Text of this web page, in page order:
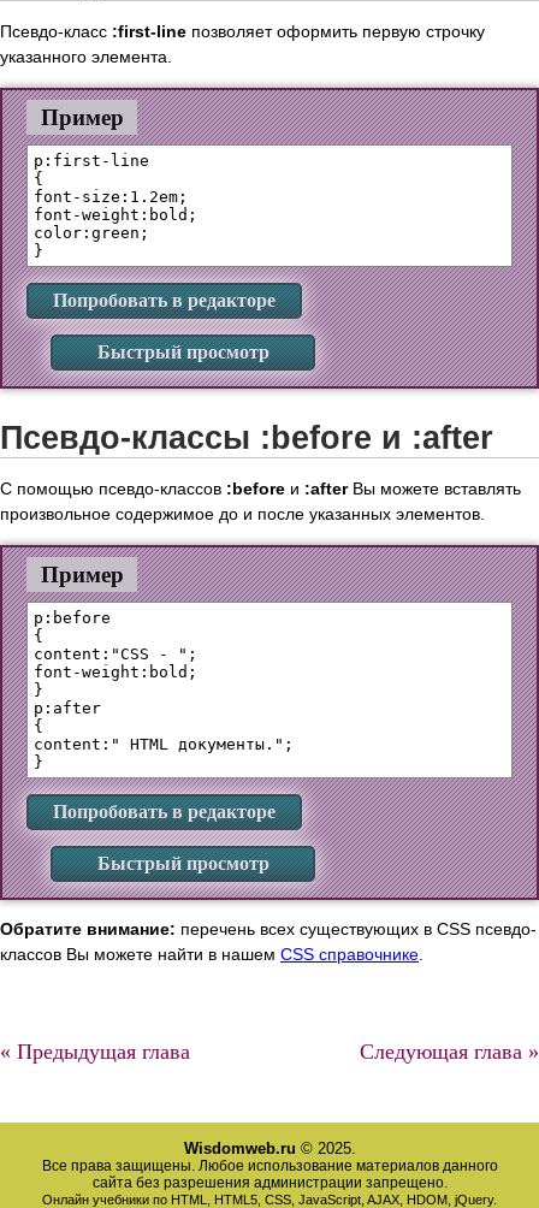
Псевдо-класс :first-line позволяет оформить первую строчку
указанного элемента.
Пример
p:first-line
{
font-size:1.2em;
font-weight:bold;
color:green;
Попробовать в редакторе
Быстрый просмотр
Псевдо-классы :before и :after
С помощью псевдо-классов :before и :afterВы можете вставлять
произвольное содержимое до и после указанных элементов.
Пример
p:before
{
content:"CSS - ";
font-weight:bold;
}
p:after
{
content:" HTML документы.";
Попробовать в редакторе
Быстрый просмотр
Обратите внимание: перечень всех существующих в CSS псевдо-
классов Вы можете найти в нашем CSS справочнике
« Предыдущая глава Следующая глава »
Wisdomweb.ru © 2025.
Все права защищены. Любое использование материалов данного
сайта без разрешения администрации запрещено.
Онлайн учебники по HTML, HTML5, CSS, JavaScript, AJAX, HDOM, jQuery.